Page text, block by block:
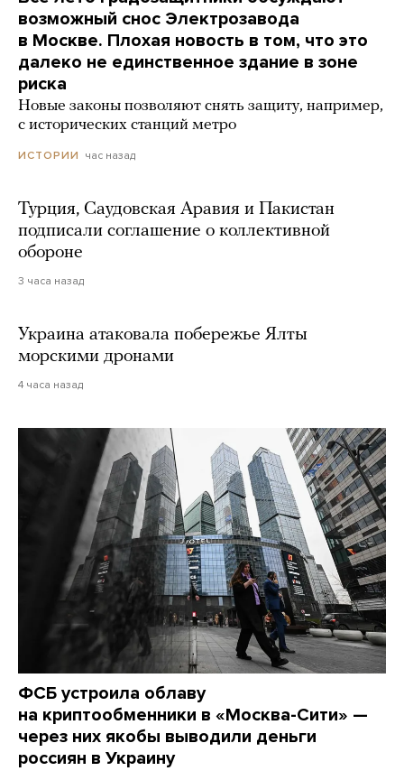
возможный снос Электрозавода
в Москве. Плохая новость в том, что это
далеко не единственное здание в зоне
риска
Новые законы позволяют снять защиту, например,
с исторических станций метро
ИСТОРИИ час назад
Турция, Саудовская Аравия и Пакистан
подписали соглашение о коллективной
обороне
3 часа назад
Украина атаковала побережье Ялты
морскими дронами
4 часа назад
ФСБ устроила облаву
на криптообменники в «Москва-Сити» —
через них якобы выводили деньги
россиян в Украину